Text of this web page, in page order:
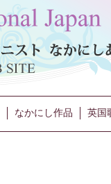
なかにし作品 英国